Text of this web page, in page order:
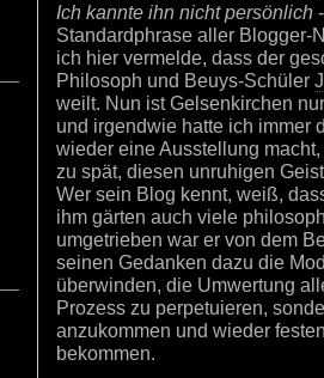
Ich kannte ihn nicht persönlich
Standardphrase aller Blogger-
ich hier vermelde, dass der
Philosoph und Beuys-Schüler
weilt. Nun ist Gelsenkirchen
und irgendwie hatte ich immer
wieder eine Ausstellung
zu spät, diesen unruhigen
Wer sein Blog kennt, weiß,
ihm gärten auch viele
umgetrieben war er von dem
seinen Gedanken dazu die
überwinden, die Umwertung
Prozess zu perpetuieren,
anzukommen und wieder
bekommen.